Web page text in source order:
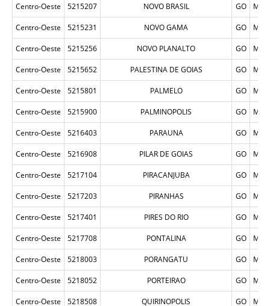
Centro-Oeste 5215207 NOVO BRASIL GO
Centro-Oeste 5215231 NOVO GAMA GO
Centro-Oeste 5215256 NOVO PLANALTO GO
Centro-Oeste 5215652 PALESTINA DE GOIAS GO
Centro-Oeste 5215801 PALMELO GO
Centro-Oeste 5215900 PALMINOPOLIS GO
Centro-Oeste 5216403 PARAUNA GO
Centro-Oeste 5216908 PILAR DE GOIAS GO
Centro-Oeste 5217104 PIRACANJUBA GO
Centro-Oeste 5217203 PIRANHAS GO
Centro-Oeste 5217401 PIRES DO RIO GO
Centro-Oeste 5217708 PONTALINA GO
Centro-Oeste 5218003 PORANGATU GO
Centro-Oeste 5218052 PORTEIRAO GO
Centro-Oeste 5218508 QUIRINOPOLIS GO